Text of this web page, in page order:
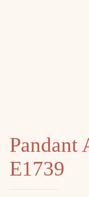
Pandant
E1739